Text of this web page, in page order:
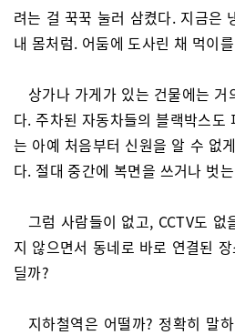
려는 걸 꾹꾹 눌러 삼켰다. 지금은
내 몸처럼. 어둠에 도사린 채 먹이
상가나 가게가 있는 건물에는 거
다. 주차된 자동차들의 블랙박스도
는 아예 처음부터 신원을 알 수 없
다. 절대 중간에 복면을 쓰거나 벗
그럼 사람들이 없고, CCTV도 없
지 않으면서 동네로 바로 연결된
딜까?
지하철역은 어떨까? 정확히 말